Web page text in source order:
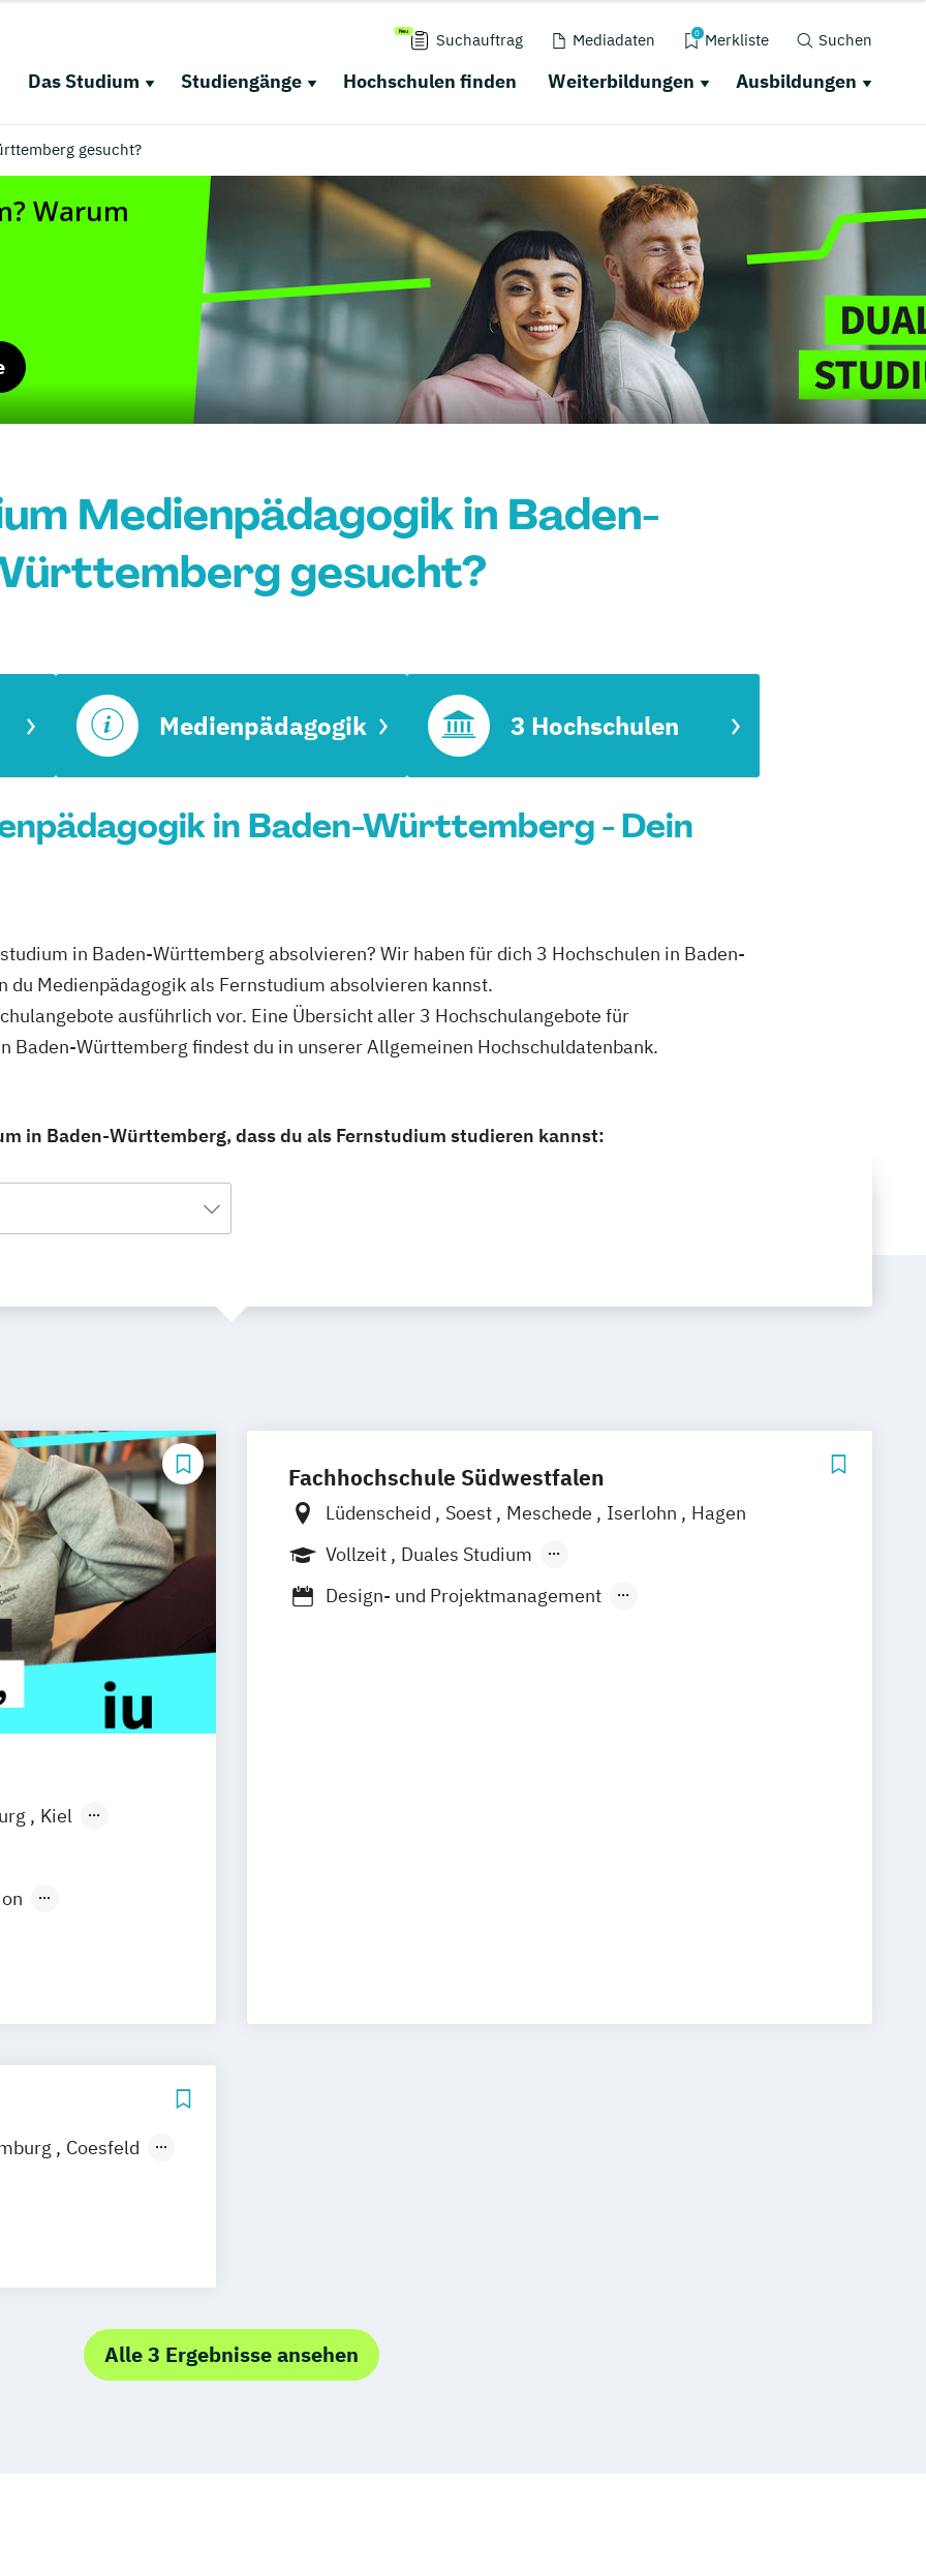
Suchauftrag Mediadaten 0 Merkliste Suchen
Das Studium Studiengänge Hochschulen finden Weiterbildungen Ausbildungen
gesucht?
Medienpädagogik in Baden-
gesucht?
Medienpädagogik 3 Hochschulen
in Baden-Württemberg - Dein
in Baden-Württemberg absolvieren? Wir haben für dich 3 Hochschulen in Baden-
Medienpädagogik als Fernstudium absolvieren kannst.
ausführlich vor. Eine Übersicht aller 3 Hochschulangebote für
Baden-Württemberg findest du in unserer Allgemeinen Hochschuldatenbank.
in Baden-Württemberg, dass du als Fernstudium studieren kannst:
Kiel
Neu-Ulm
Fachhochschule Südwestfalen
Lüdenscheid Soest Meschede Iserlohn
Hagen
Vollzeit
Duales Studium
Berufsbegleitendes Präsenzstudium
Design- und Projektmanagement
Coesfeld
Alle 3 Ergebnisse ansehen